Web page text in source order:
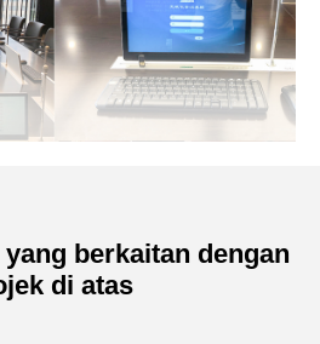
berkaitan dengan
di atas